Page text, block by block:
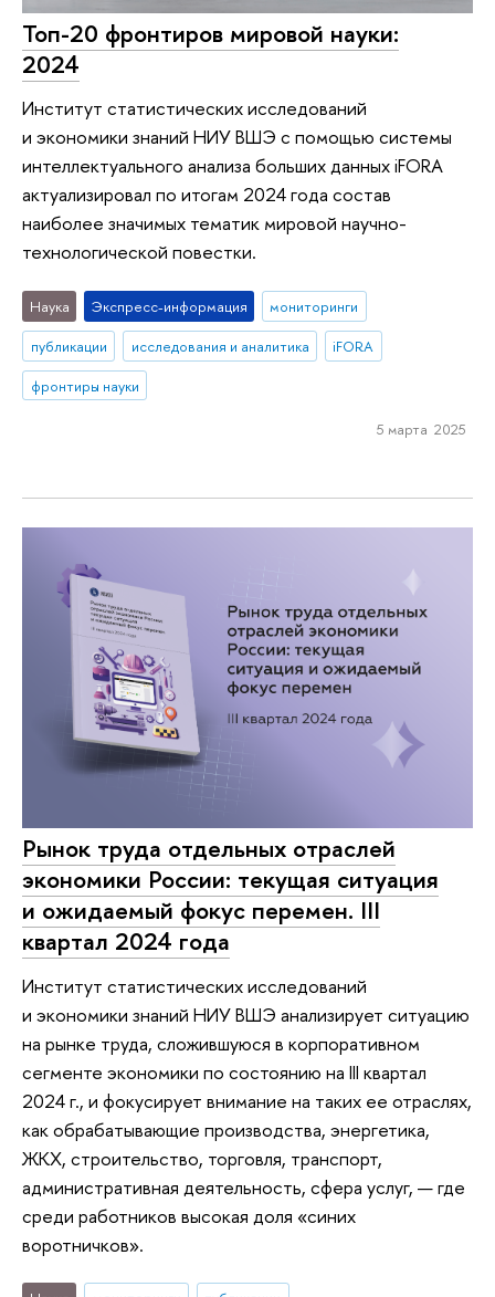
Топ-20 фронтиров мировой науки:
2024
Институт статистических исследований
и экономики знаний НИУ ВШЭ с помощью системы
интеллектуального анализа больших данных iFORA
актуализировал по итогам 2024 года состав
наиболее значимых тематик мировой научно-
технологической повестки.
Наука Экспресс-информация
мониторинги
публикации
исследования и аналитика
iFORA
фронтиры науки
5 марта 2025
Рынок труда отдельных отраслей
экономики России: текущая ситуация
и ожидаемый фокус перемен. III
квартал 2024 года
Институт статистических исследований
и экономики знаний НИУ ВШЭ анализирует ситуацию
на рынке труда, сложившуюся в корпоративном
сегменте экономики по состоянию на III квартал
2024 г., и фокусирует внимание на таких ее отраслях,
как обрабатывающие производства, энергетика,
ЖКХ, строительство, торговля, транспорт,
административная деятельность, сфера услуг, — где
среди работников высокая доля «синих
воротничков».